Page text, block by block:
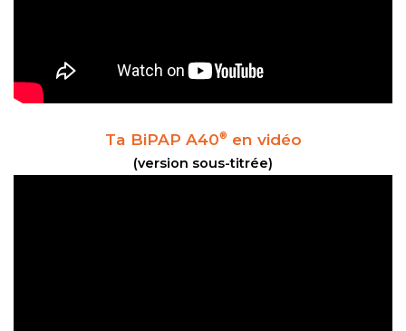
Ta BiPAP A40® en vidéo
(version sous-titrée)